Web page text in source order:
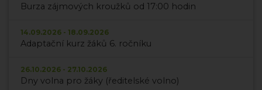
Burza zájmových kroužků od 17:00 hodin
14.09.2026 - 18.09.2026
Adaptační kurz žáků 6. ročníku
26.10.2026 - 27.10.2026
Dny volna pro žáky (ředitelské volno)